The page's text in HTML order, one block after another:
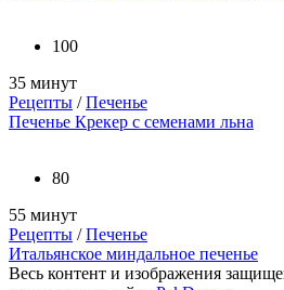
100
35 минут
Рецепты /Печенье
Печенье Крекер с семенами льна
80
55 минут
Рецепты /Печенье
Итальянское миндальное печенье
Весь контент и изображения